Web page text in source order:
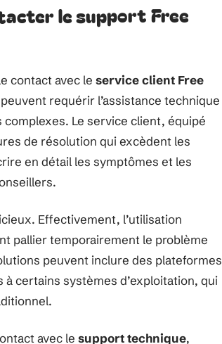
le support Free
contact avec le service client Free
peuvent requérir l’assistance technique
Le service client, équipé
de résolution qui excèdent les
en détail les symptômes et les
Effectivement, l’utilisation
pallier temporairement le problème
peuvent inclure des plateformes
certains systèmes d’exploitation, qui
avec le support technique,